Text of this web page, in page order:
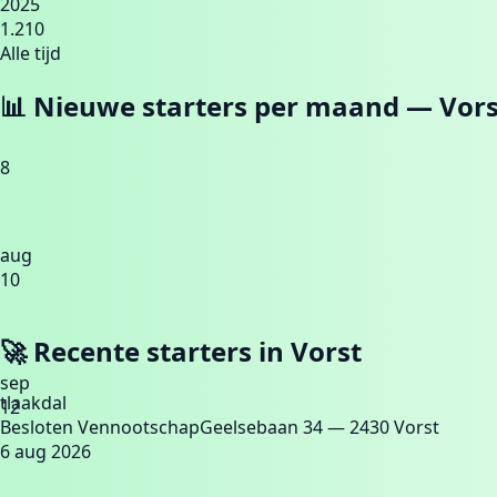
1.210
Alle tijd
📊 Nieuwe starters per maand —
8
aug
10
sep
12
🚀 Recente starters in Vorst
tlaakdal
Besloten VennootschapGeelsebaan 34— 2430 Vorst
6 aug 2026